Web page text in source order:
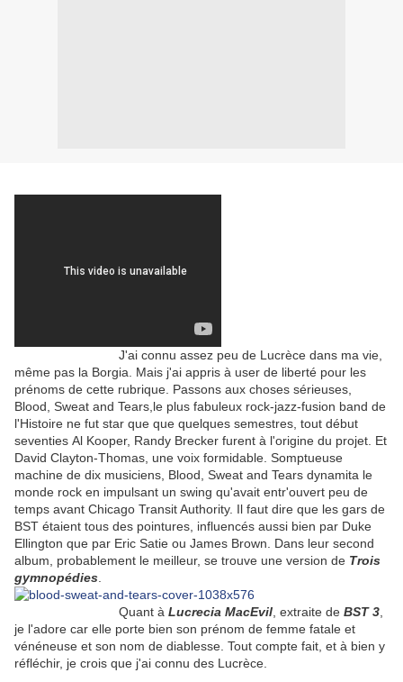
J'ai connu assez peu de Lucrèce dans ma vie,
même pas la Borgia. Mais j'ai appris à user de liberté pour les
prénoms de cette rubrique. Passons aux choses sérieuses,
Blood, Sweat and Tears,le plus fabuleux rock-jazz-fusion band de
l'Histoire ne fut star que que quelques semestres, tout début
seventies Al Kooper, Randy Brecker furent à l'origine du projet. Et
David Clayton-Thomas, une voix formidable. Somptueuse
machine de dix musiciens, Blood, Sweat and Tears dynamita le
monde rock en impulsant un swing qu'avait entr'ouvert peu de
temps avant Chicago Transit Authority. Il faut dire que les gars de
BST étaient tous des pointures, influencés aussi bien par Duke
Ellington que par Eric Satie ou James Brown. Dans leur second
album, probablement le meilleur, se trouve une version de Trois
gymnopédies
Quant à Lucrecia MacEvil , extraite de BST 3
je l'adore car elle porte bien son prénom de femme fatale et
vénéneuse et son nom de diablesse. Tout compte fait, et à bien y
réfléchir, je crois que j'ai connu des Lucrèce.